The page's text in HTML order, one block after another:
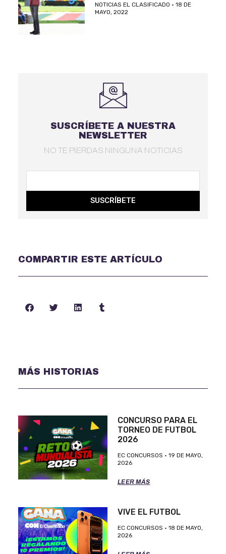
NOTICIAS EL CLASIFICADO
18 DE
MAYO, 2022
SUSCRÍBETE A NUESTRA
NEWSLETTER
NO TE PIERDAS NINGUNA NOTICIAS
SUSCRÍBETE
COMPARTIR ESTE ARTÍCULO
MÁS HISTORIAS
CONCURSO PARA EL
TORNEO DE FUTBOL
2026
EC CONCURSOS
19 DE MAYO,
2026
LEER MÁS
VIVE EL FUTBOL
EC CONCURSOS
18 DE MAYO,
2026